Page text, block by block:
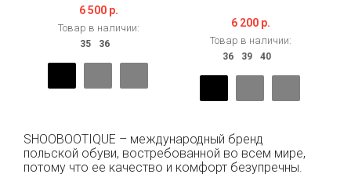
6 500 р.
Товар в наличии: 6 200 р.
Товар в наличии:
SHOOBOOTIQUE – международный бренд
польской обуви, востребованной во всем мире,
потому что ее качество и комфорт безупречны.